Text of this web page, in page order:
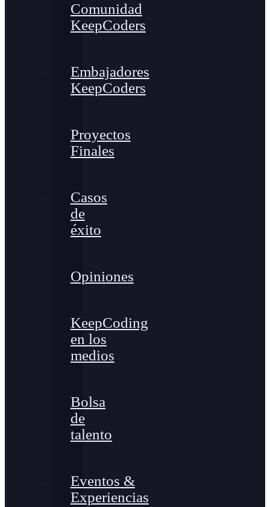
Comunidad
KeepCoders
Embajadores
KeepCoders
Proyectos
Finales
Casos
de
éxito
Opiniones
KeepCoding
en los
medios
Bolsa
de
talento
Eventos &
Experiencias